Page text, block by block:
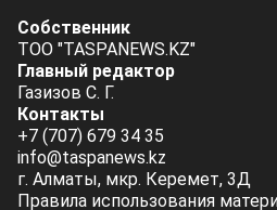
Собственник
ТОО "TASPANEWS.KZ"
Главный редактор
Газизов С. Г.
Контакты
+7 (707) 679 34 35
info@taspanews.kz
г. Алматы, мкр. Керемет, 3Д
Правила использования